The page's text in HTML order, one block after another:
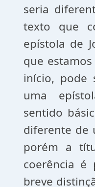
seria
texto que
epístola de
que
início, pode
uma
sentido
diferente de
porém a
coerência é
breve